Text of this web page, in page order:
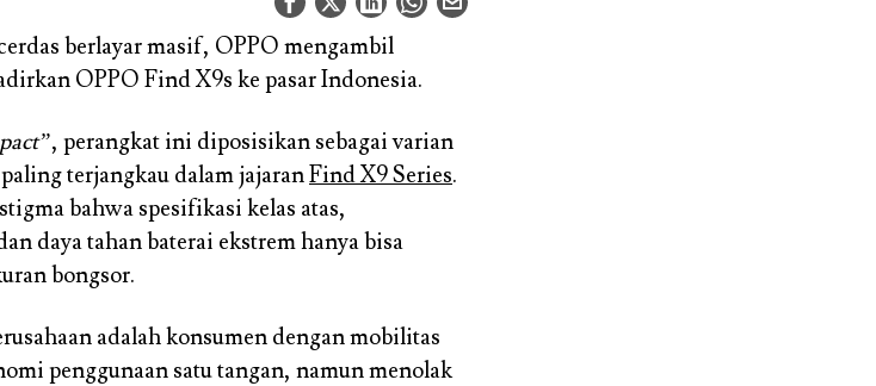
berlayar masif, OPPO mengambil
OPPO Find X9s ke pasar Indonesia.
, perangkat ini diposisikan sebagai varian
terjangkau dalam jajaranFind X9 Series.
bahwa spesifikasi kelas atas,
daya tahan baterai ekstrem hanya bisa
bongsor.
adalah konsumen dengan mobilitas
penggunaan satu tangan, namun menolak